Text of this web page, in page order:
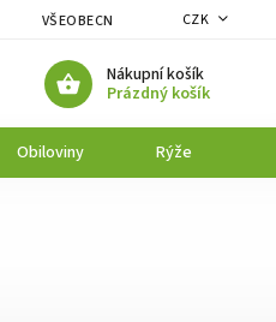
VŠEOBECNÉ OBCHODNÍ PODMÍNKY
CZK
Nákupní košík
Prázdný košík
Obiloviny Rýže